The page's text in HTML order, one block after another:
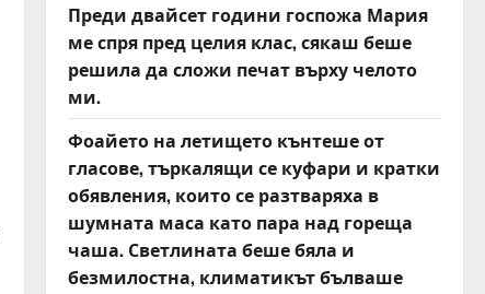
Преди двайсет години госпожа Мария
ме спря пред целия клас, сякаш беше
решила да сложи печат върху челото
ми.
Фоайето на летището кънтеше от
гласове, търкалящи се куфари и кратки
обявления, които се разтваряха в
шумната маса като пара над гореща
чаша. Светлината беше бяла и
безмилостна, климатикът бълваше